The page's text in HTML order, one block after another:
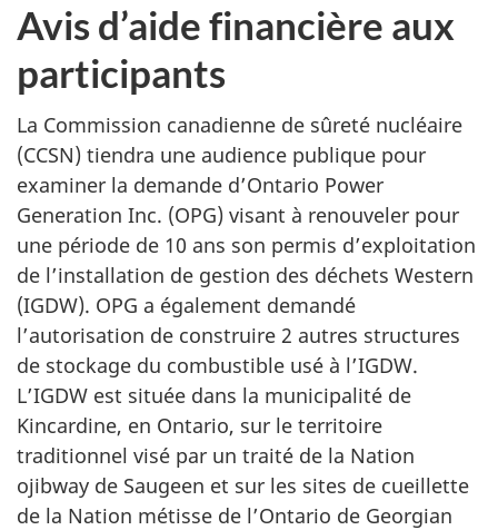
Avis d’aide financière aux
participants
La Commission canadienne de sûreté nucléaire
(CCSN) tiendra une audience publique pour
examiner la demande d’Ontario Power
Generation Inc. (OPG) visant à renouveler pour
une période de 10 ans son permis d’exploitation
de l’installation de gestion des déchets Western
(IGDW). OPG a également demandé
l’autorisation de construire 2 autres structures
de stockage du combustible usé à l’IGDW.
L’IGDW est située dans la municipalité de
Kincardine, en Ontario, sur le territoire
traditionnel visé par un traité de la Nation
ojibway de Saugeen et sur les sites de cueillette
de la Nation métisse de l’Ontario de Georgian